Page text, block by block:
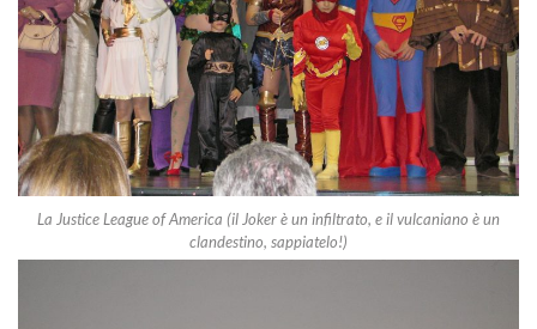
La Justice League of America (il Joker è un infiltrato, e il vulcaniano è un
clandestino, sappiatelo!)